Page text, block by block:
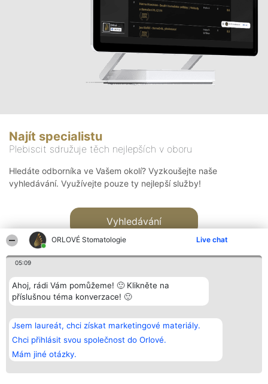
ORLOVÉ Stomatologie Live chat
05:09
Ahoj, rádi Vám pomůžeme! 🙂 Klikněte na
příslušnou téma konverzace! 🙂
Jsem laureát, chci získat marketingové materiály.
Chci přihlásit svou společnost do Orlové.
Mám jiné otázky.
Najít specialistu
Plebiscit sdružuje těch nejlepších v oboru
Hledáte odborníka ve Vašem okolí? Vyzkoušejte naše
vyhledávání. Využívejte pouze ty nejlepší služby!
Vyhledávání
Bright Side Solutions sp. z o.
o. sp. k.
ul. Ruska 22
Wrocław 50-079
KRS 0000749100 | Regon
381313360 | NIP 8943132676
Vítězové
Seznam všech
laureátů
Zásady
Zásady
Kontakt